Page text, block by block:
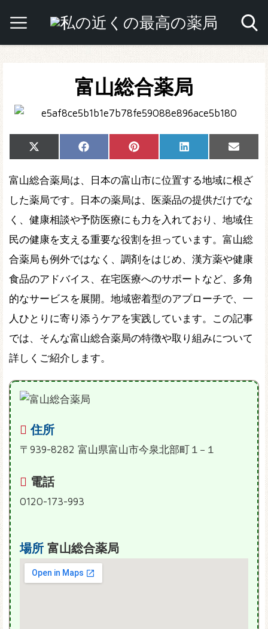
富山総合薬局
Share
on
X
(Twitter)
Share
on
Facebook Share
on
Pinterest Share
on
LinkedIn
Share
on
Email
富山総合薬局は、日本の富山市に位置する地域に根ざ
した薬局です。日本の薬局は、医薬品の提供だけでな
く、健康相談や予防医療にも力を入れており、地域住
民の健康を支える重要な役割を担っています。富山総
合薬局も例外ではなく、調剤をはじめ、漢方薬や健康
食品のアドバイス、在宅医療へのサポートなど、多角
的なサービスを展開。地域密着型のアプローチで、一
人ひとりに寄り添うケアを実践しています。この記事
では、そんな富山総合薬局の特徴や取り組みについて
詳しくご紹介します。
住所
〒939-8282 富山県富山市今泉北部町１−１
電話
0120-173-993
場所 富山総合薬局